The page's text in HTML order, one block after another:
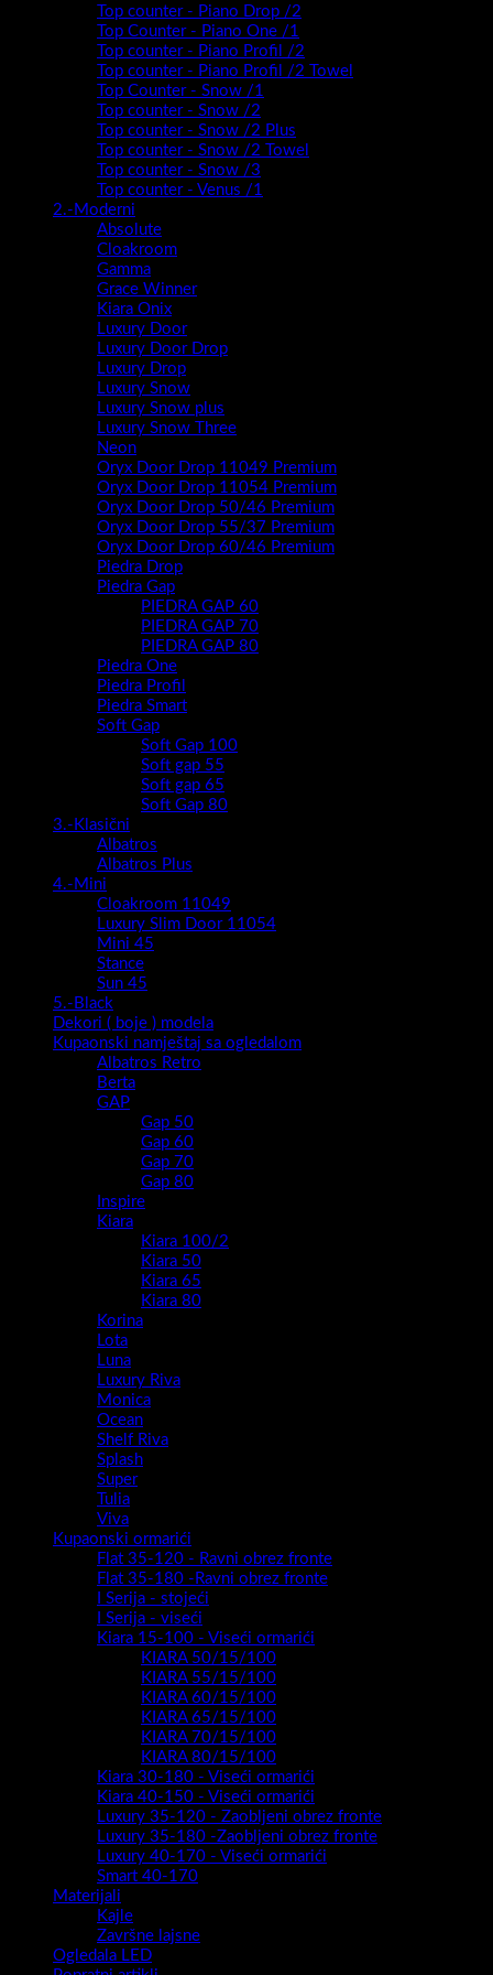
Top counter - Piano Drop /2
Top Counter - Piano One /1
Top counter - Piano Profil /2
Top counter - Piano Profil /2 Towel
Top Counter - Snow /1
Top counter - Snow /2
Top counter - Snow /2 Plus
Top counter - Snow /2 Towel
Top counter - Snow /3
Top counter - Venus /1
2.-Moderni
Absolute
Cloakroom
Gamma
Grace Winner
Kiara Onix
Luxury Door
Luxury Door Drop
Luxury Drop
Luxury Snow
Luxury Snow plus
Luxury Snow Three
Neon
Oryx Door Drop 11049 Premium
Oryx Door Drop 11054 Premium
Oryx Door Drop 50/46 Premium
Oryx Door Drop 55/37 Premium
Oryx Door Drop 60/46 Premium
Piedra Drop
Piedra Gap
PIEDRA GAP 60
PIEDRA GAP 70
PIEDRA GAP 80
Piedra One
Piedra Profil
Piedra Smart
Soft Gap
Soft Gap 100
Soft gap 55
Soft gap 65
Soft Gap 80
3.-Klasični
Albatros
Albatros Plus
4.-Mini
Cloakroom 11049
Luxury Slim Door 11054
Mini 45
Stance
Sun 45
5.-Black
Dekori ( boje ) modela
Kupaonski namještaj sa ogledalom
Albatros Retro
Berta
GAP
Gap 50
Gap 60
Gap 70
Gap 80
Inspire
Kiara
Kiara 100/2
Kiara 50
Kiara 65
Kiara 80
Korina
Lota
Luna
Luxury Riva
Monica
Ocean
Shelf Riva
Splash
Super
Tulia
Viva
Kupaonski ormarići
Flat 35-120 - Ravni obrez fronte
Flat 35-180 -Ravni obrez fronte
I Serija - stojeći
I Serija - viseći
Kiara 15-100 - Viseći ormarići
KIARA 50/15/100
KIARA 55/15/100
KIARA 60/15/100
KIARA 65/15/100
KIARA 70/15/100
KIARA 80/15/100
Kiara 30-180 - Viseći ormarići
Kiara 40-150 - Viseći ormarići
Luxury 35-120 - Zaobljeni obrez fronte
Luxury 35-180 -Zaobljeni obrez fronte
Luxury 40-170 - Viseći ormarići
Smart 40-170
Materijali
Kajle
Završne lajsne
Ogledala LED